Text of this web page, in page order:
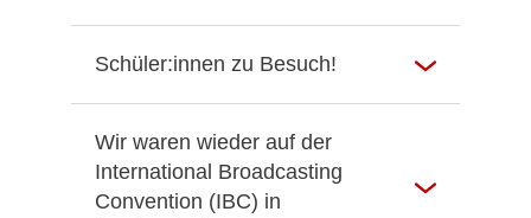
Schüler:innen zu Besuch!
Wir waren wieder auf der
International Broadcasting
Convention (IBC) in